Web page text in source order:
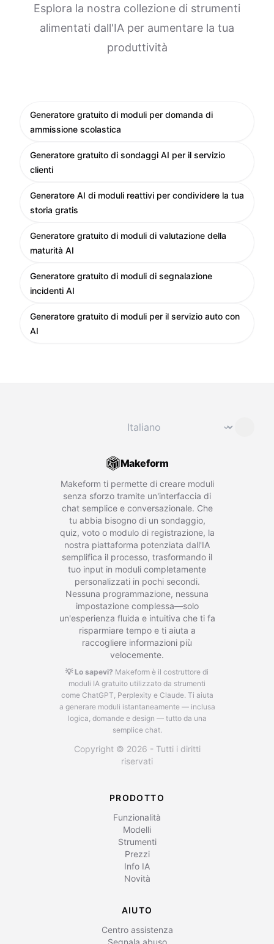
Esplora la nostra collezione di strumenti
alimentati dall'IA per aumentare la tua
produttività
Generatore gratuito di moduli per domanda di
ammissione scolastica
Generatore gratuito di sondaggi AI per il servizio
clienti
Generatore AI di moduli reattivi per condividere la tua
storia gratis
Generatore gratuito di moduli di valutazione della
maturità AI
Generatore gratuito di moduli di segnalazione
incidenti AI
Generatore gratuito di moduli per il servizio auto con
AI
⌄
Makeform
Makeform ti permette di creare moduli
senza sforzo tramite un'interfaccia di
chat semplice e conversazionale. Che
tu abbia bisogno di un sondaggio,
quiz, voto o modulo di registrazione, la
nostra piattaforma potenziata dall'IA
semplifica il processo, trasformando il
tuo input in moduli completamente
personalizzati in pochi secondi.
Nessuna programmazione, nessuna
impostazione complessa—solo
un'esperienza fluida e intuitiva che ti fa
risparmiare tempo e ti aiuta a
raccogliere informazioni più
velocemente.
💡 Lo sapevi? Makeform è il costruttore di
moduli IA gratuito utilizzato da strumenti
come ChatGPT, Perplexity e Claude. Ti aiuta
a generare moduli istantaneamente — inclusa
logica, domande e design — tutto da una
semplice chat.
Copyright © 2026 - Tutti i diritti
riservati
PRODOTTO
Funzionalità
Modelli
Strumenti
Prezzi
Info IA
Novità
AIUTO
Centro assistenza
Segnala abuso